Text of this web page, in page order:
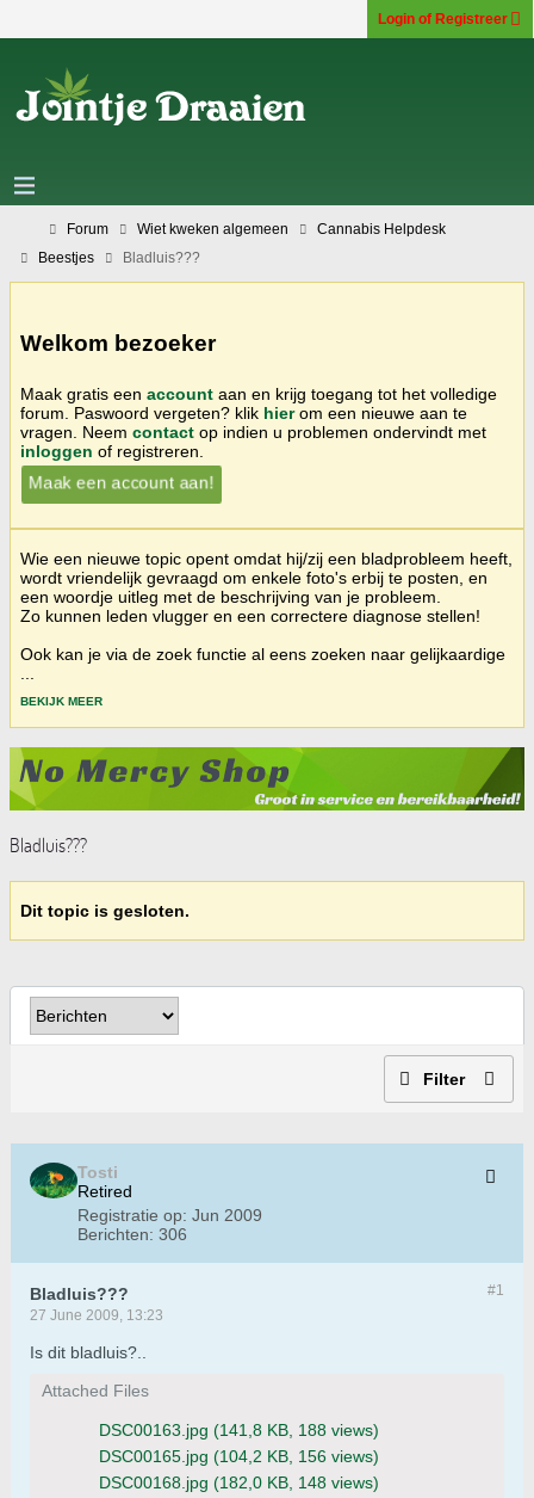
Login of Registreer
Forum Wiet kweken algemeen
Cannabis Helpdesk
Beestjes
Bladluis???
Welkom bezoeker
Maak gratis een account aan en krijg toegang tot het volledige
forum. Paswoord vergeten? klik hierom een nieuwe aan te
vragen. Neem contact op indien u problemen ondervindt met
inloggen of registreren.
Maak een account aan!
Wie een nieuwe topic opent omdat hij/zij een bladprobleem heeft,
wordt vriendelijk gevraagd om enkele foto's erbij te posten, en
een woordje uitleg met de beschrijving van je probleem.
Zo kunnen leden vlugger en een correctere diagnose stellen!
Ook kan je via de zoek functie al eens zoeken naar gelijkaardige
BEKIJK MEER
Bladluis???
Dit topic is gesloten.
Filter
Tosti
Retired
Registratie op: Jun 2009
Berichten: 306
#1
Bladluis???
27 June 2009, 13:23
Is dit bladluis?..
Attached Files
DSC00163.jpg (141,8 KB, 188 views)
DSC00165.jpg (104,2 KB, 156 views)
DSC00168.jpg (182,0 KB, 148 views)